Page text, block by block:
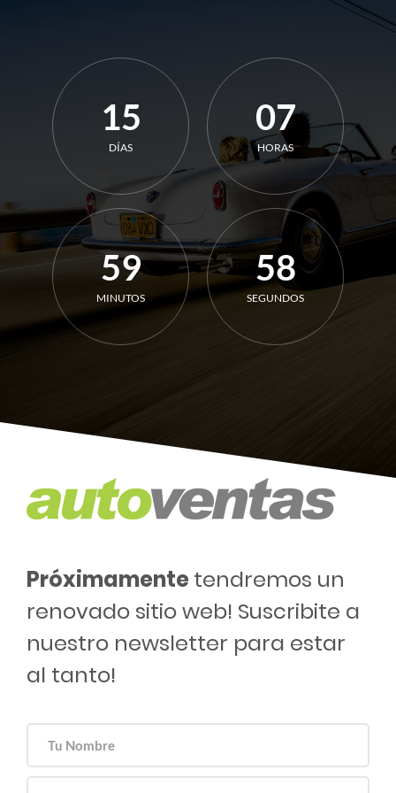
15
DÍAS
07
HORAS
59
MINUTOS
58
SEGUNDOS
Próximamentetendremos un
renovado sitio web! Suscribite a
nuestro newsletter para estar
al tanto!